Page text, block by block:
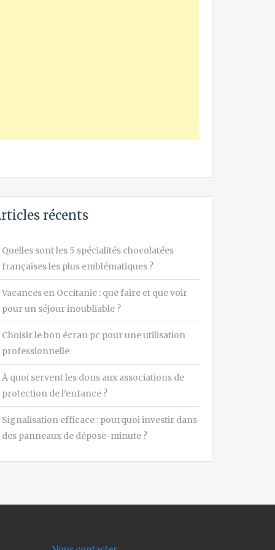
récents
Quelles sont les 5 spécialités chocolatées
françaises les plus emblématiques ?
Vacances en Occitanie : que faire et que voir
pour un séjour inoubliable ?
Choisir le bon écran pc pour une utilisation
professionnelle
À quoi servent les dons aux associations de
protection de l’enfance ?
Signalisation efficace : pourquoi investir dans
des panneaux de dépose-minute ?